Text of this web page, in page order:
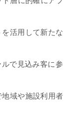
活用して新たな
で見込み客に参
域や施設利用者